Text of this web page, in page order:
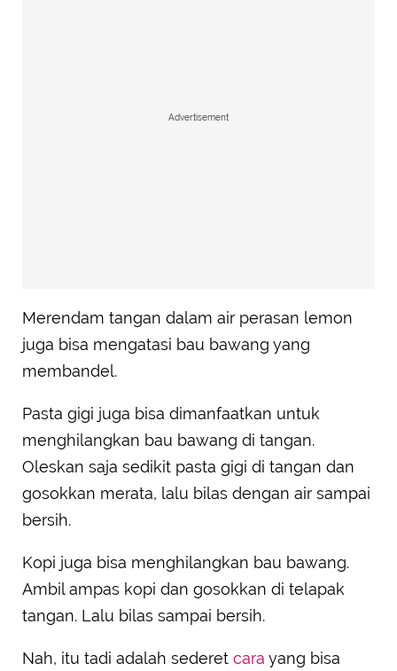
Advertisement
Merendam tangan dalam air perasan lemon
juga bisa mengatasi bau bawang yang
membandel.
Pasta gigi juga bisa dimanfaatkan untuk
menghilangkan bau bawang di tangan.
Oleskan saja sedikit pasta gigi di tangan dan
gosokkan merata, lalu bilas dengan air sampai
bersih.
Kopi juga bisa menghilangkan bau bawang.
Ambil ampas kopi dan gosokkan di telapak
tangan. Lalu bilas sampai bersih.
Nah, itu tadi adalah sederet cara yang bisa